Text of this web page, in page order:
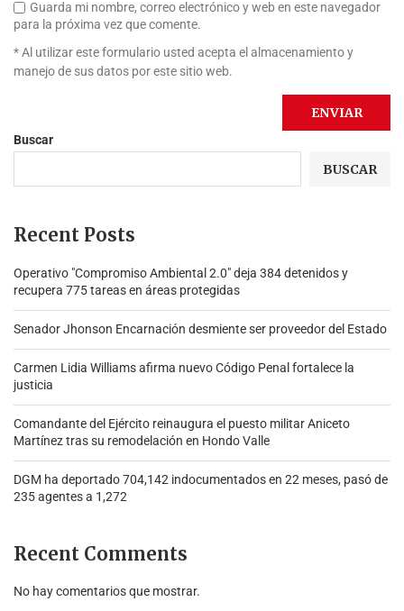
Guarda mi nombre, correo electrónico y web en este navegador
para la próxima vez que comente.
* Al utilizar este formulario usted acepta el almacenamiento y
manejo de sus datos por este sitio web.
Buscar
BUSCAR
Recent Posts
Operativo "Compromiso Ambiental 2.0″ deja 384 detenidos y
recupera 775 tareas en áreas protegidas
Senador Jhonson Encarnación desmiente ser proveedor del Estado
Carmen Lidia Williams afirma nuevo Código Penal fortalece la
justicia
Comandante del Ejército reinaugura el puesto militar Aniceto
Martínez tras su remodelación en Hondo Valle
DGM ha deportado 704,142 indocumentados en 22 meses, pasó de
235 agentes a 1,272
Recent Comments
No hay comentarios que mostrar.